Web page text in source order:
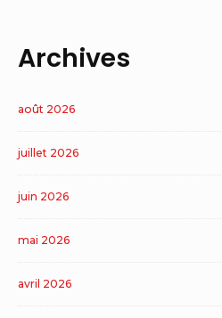
Archives
août 2026
juillet 2026
juin 2026
mai 2026
avril 2026